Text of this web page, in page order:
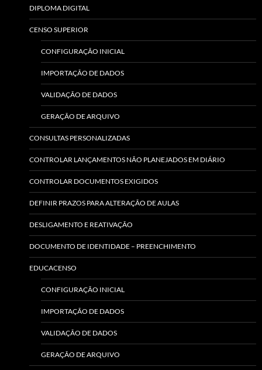
DIPLOMA DIGITAL
CENSO SUPERIOR
CONFIGURAÇÃO INICIAL
IMPORTAÇÃO DE DADOS
VALIDAÇÃO DE DADOS
GERAÇÃO DE ARQUIVO
CONSULTAS PERSONALIZADAS
CONTROLAR LANÇAMENTOS NÃO PLANEJADOS EM DIÁRIO
CONTROLAR DOCUMENTOS EXIGIDOS
DEFINIR PRAZOS PARA ALTERAÇÃO DE AULAS
DESLIGAMENTO E REATIVAÇÃO
DOCUMENTO DE IDENTIDADE – PREENCHIMENTO
EDUCACENSO
CONFIGURAÇÃO INICIAL
IMPORTAÇÃO DE DADOS
VALIDAÇÃO DE DADOS
GERAÇÃO DE ARQUIVO